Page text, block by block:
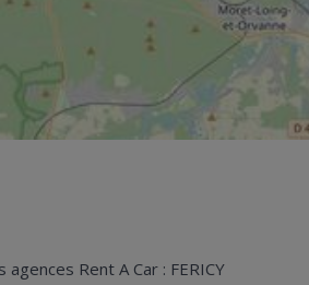
Rent A Car : FERICY